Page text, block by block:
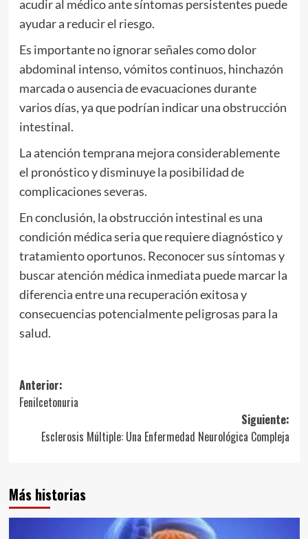
acudir al médico ante síntomas persistentes puede
ayudar a reducir el riesgo.
Es importante no ignorar señales como dolor
abdominal intenso, vómitos continuos, hinchazón
marcada o ausencia de evacuaciones durante
varios días, ya que podrían indicar una obstrucción
intestinal.
La atención temprana mejora considerablemente
el pronóstico y disminuye la posibilidad de
complicaciones severas.
En conclusión, la obstrucción intestinal es una
condición médica seria que requiere diagnóstico y
tratamiento oportunos. Reconocer sus síntomas y
buscar atención médica inmediata puede marcar la
diferencia entre una recuperación exitosa y
consecuencias potencialmente peligrosas para la
salud.
Navegación
de
entradas
Anterior:
Fenilcetonuria
Siguiente:
Esclerosis Múltiple: Una Enfermedad Neurológica Compleja
Más historias